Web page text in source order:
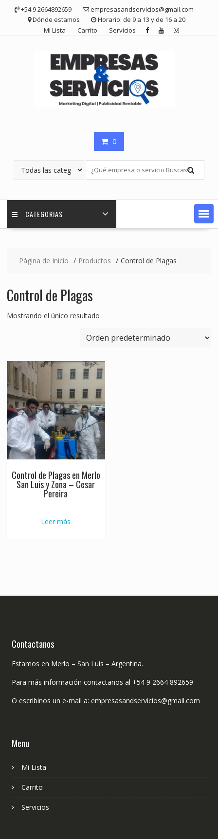
contenido
+54 9 2664892659
empresasandservicios@gmail.com
Dónde estamos
Horario: de 9 a 13 y de 16 a 20
Mi Lista
Carrito Servicios
0
CATEGORIAS
Página de Inicio Productos Control de Plagas
Control de Plagas
Mostrando el único resultado
Control de Plagas en Merlo
San Luis y Zona – Cesar
Pereira
Leer más
Contactanos
Estamos en Merlo – San Luis – Argentina.
Para más información contactanos al +54 9 2664 892659
O escribinos un e-mail a: empresasandservicios@gmail.com
Menu
Mi Lista
Carrito
Servicios